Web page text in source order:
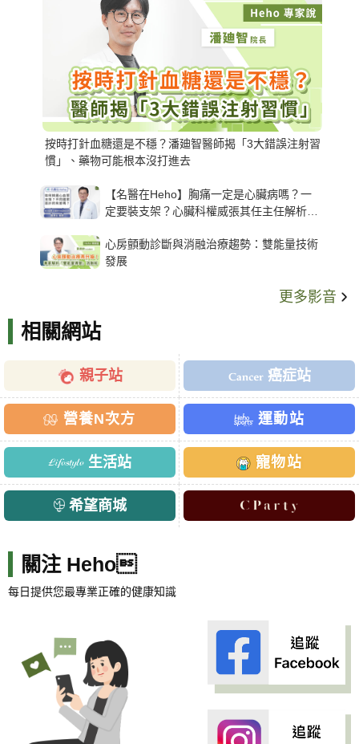
按時打針血糖還是不穩？潘廸智醫師揭「3大錯誤注射習
慣」、藥物可能根本沒打進去
【名醫在Heho】胸痛一定是心臟病嗎？一
定要裝支架？心臟科權威張其任主任解析支
心房顫動診斷與消融治療趨勢：雙能量技術
發展
更多影音
相關網站
親子站 癌症站
營養N次方 運動站
生活站 寵物站
希望商城
關注 Heho
每日提供您最專業正確的健康知識